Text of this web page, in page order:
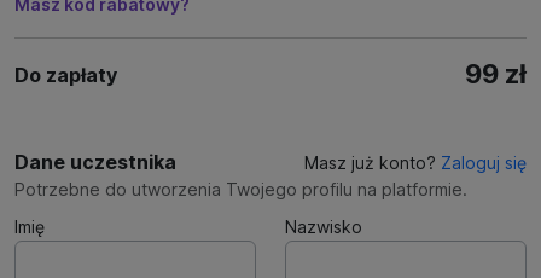
Do zapłaty 99 zł
Dane uczestnika Masz już konto? Zaloguj się
Potrzebne do utworzenia Twojego profilu na platformie.
Imię
Nazwisko